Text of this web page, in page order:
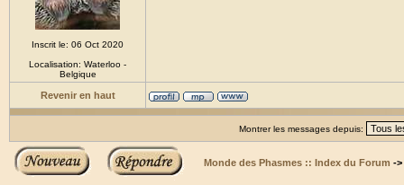
Inscrit le: 06 Oct 2020
Localisation: Waterloo -
Belgique
Revenir en haut
Montrer les messages depuis:
Monde des Phasmes :: Index du Forum ->